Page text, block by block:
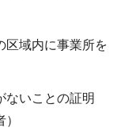
区域内に事業所を
ないことの証明